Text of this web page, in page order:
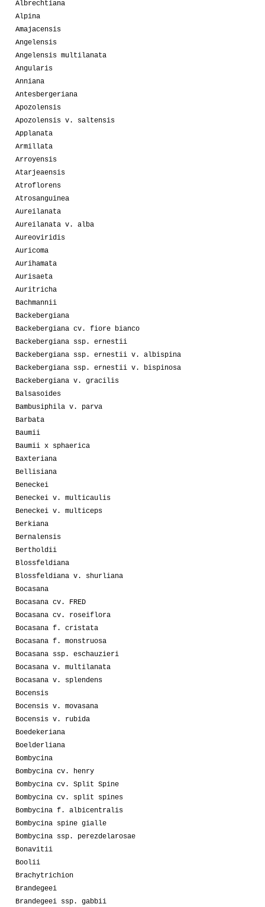
Albrechtiana
Alpina
Amajacensis
Angelensis
Angelensis multilanata
Angularis
Anniana
Antesbergeriana
Apozolensis
Apozolensis v. saltensis
Applanata
Armillata
Arroyensis
Atarjeaensis
Atroflorens
Atrosanguinea
Aureilanata
Aureilanata v. alba
Aureoviridis
Auricoma
Aurihamata
Aurisaeta
Auritricha
Bachmannii
Backebergiana
Backebergiana cv. fiore bianco
Backebergiana ssp. ernestii
Backebergiana ssp. ernestii v. albispina
Backebergiana ssp. ernestii v. bispinosa
Backebergiana v. gracilis
Balsasoides
Bambusiphila v. parva
Barbata
Baumii
Baumii x sphaerica
Baxteriana
Bellisiana
Beneckei
Beneckei v. multicaulis
Beneckei v. multiceps
Berkiana
Bernalensis
Bertholdii
Blossfeldiana
Blossfeldiana v. shurliana
Bocasana
Bocasana cv. FRED
Bocasana cv. roseiflora
Bocasana f. cristata
Bocasana f. monstruosa
Bocasana ssp. eschauzieri
Bocasana v. multilanata
Bocasana v. splendens
Bocensis
Bocensis v. movasana
Bocensis v. rubida
Boedekeriana
Boelderliana
Bombycina
Bombycina cv. henry
Bombycina cv. Split Spine
Bombycina cv. split spines
Bombycina f. albicentralis
Bombycina spine gialle
Bombycina ssp. perezdelarosae
Bonavitii
Boolii
Brachytrichion
Brandegeei
Brandegeei ssp. gabbii